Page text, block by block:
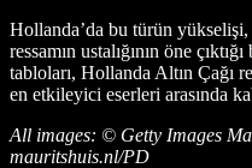
Hollanda’da bu türün
ressamın ustalığının öne
tabloları, Hollanda Altın Çağı
en etkileyici eserleri arasında
All images: © Getty Images
mauritshuis.nl/PD